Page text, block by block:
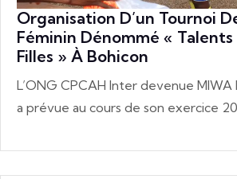
Organisation D’un Tournoi
Féminin Dénommé « Talents
Filles » À Bohicon
L’ONG CPCAH Inter devenue MIWA
a prévue au cours de son exercice